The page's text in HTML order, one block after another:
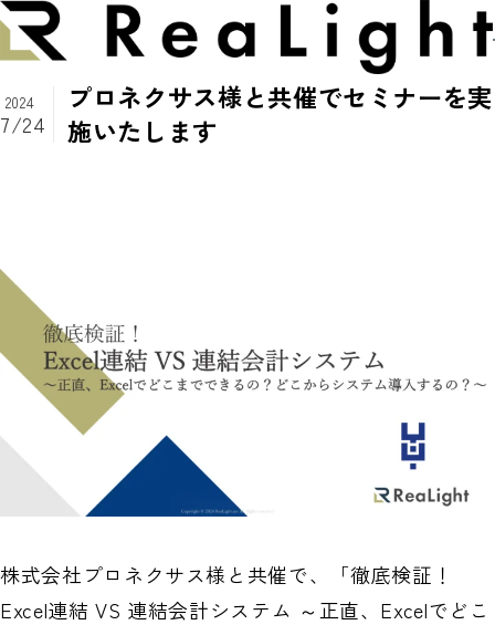
ReaLightについて
メンバー紹介
提携先
採用情報
経理OS
経理HR
自社プロダクト
お知らせ
ニュース
セミナー
ブログ
お問い合わせ
プロネクサス様と共催でセミナーを実
施いたします
2024
7/24
株式会社プロネクサス様と共催で、「徹底検証！
Excel連結 VS 連結会計システム ～正直、Excelでどこ